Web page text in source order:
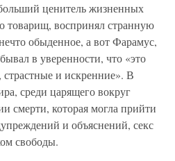
ценитель жизненных
товарищ, воспринял странную
обыденное, а вот Фарамус,
в уверенности, что «это
и искренние». В
среди царящего вокруг
смерти, которая могла прийти
и объяснений, секс
свободы.